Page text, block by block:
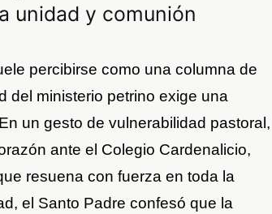
unidad y comunión
percibirse como una columna de
del ministerio petrino exige una
un gesto de vulnerabilidad pastoral,
ante el Colegio Cardenalicio,
resuena con fuerza en toda la
el Santo Padre confesó que la